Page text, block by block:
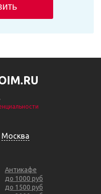
Москва
Антикафе
до 1000 руб
до 1500 руб